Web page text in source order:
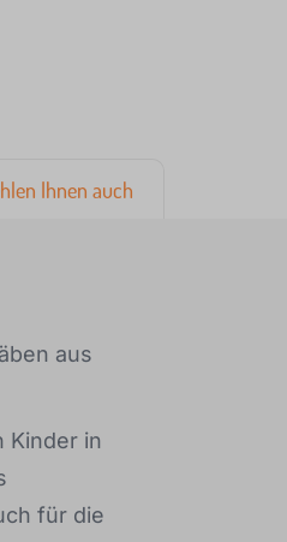
Ihnen auch
aus
Kinder in
für die